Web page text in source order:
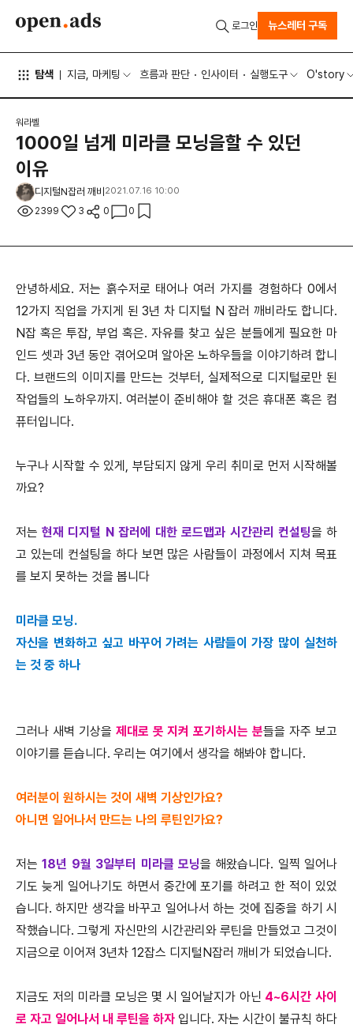
탐색 지금, 마케팅 흐름과 판단 인사이터 실행도구 O'story
로그인 뉴스레터 구독
워라벨
1000일 넘게 미라클 모닝을할 수 있던
이유
디지털N잡러 깨비 2021.07.16 10:00
2399 3 0 0
안녕하세요. 저는 흙수저로 태어나 여러 가지를 경험하다 0에서
12가지 직업을 가지게 된 3년 차 디지털 N 잡러 깨비라도 합니다.
N잡 혹은 투잡, 부업 혹은. 자유를 찾고 싶은 분들에게 필요한 마
인드 셋과 3년 동안 겪어오며 알아온 노하우들을 이야기하려 합니
다. 브랜드의 이미지를 만드는 것부터, 실제적으로 디지털로만 된
작업들의 노하우까지. 여러분이 준비해야 할 것은 휴대폰 혹은 컴
퓨터입니다.
누구나 시작할 수 있게, 부담되지 않게 우리 취미로 먼저 시작해볼
까요?
저는현재 디지털 N 잡러에 대한 로드맵과 시간관리 컨설팅을 하
고 있는데 컨설팅을 하다 보면 많은 사람들이 과정에서 지쳐 목표
를 보지 못하는 것을 봅니다
미라클 모닝.
자신을 변화하고 싶고 바꾸어 가려는 사람들이 가장 많이 실천하
는 것 중 하나
그러나 새벽 기상을 제대로 못 지켜 포기하시는 분들을 자주 보고
이야기를 듣습니다. 우리는 여기에서 생각을 해봐야 합니다.
여러분이 원하시는 것이 새벽 기상인가요?
아니면 일어나서 만드는 나의 루틴인가요?
저는18년 9월 3일부터 미라클 모닝을 해왔습니다. 일찍 일어나
기도 늦게 일어나기도 하면서 중간에 포기를 하려고 한 적이 있었
습니다. 하지만 생각을 바꾸고 일어나서 하는 것에 집중을 하기 시
작했습니다. 그렇게 자신만의 시간관리와 루틴을 만들었고 그것이
지금으로 이어져 3년차 12잡스 디지털N잡러 깨비가 되었습니다.
지금도 저의 미라클 모닝은 몇 시 일어날지가 아닌 4~6시간 사이
로 자고 일어나서 내 루틴을 하자 입니다. 자는 시간이 불규칙 하다